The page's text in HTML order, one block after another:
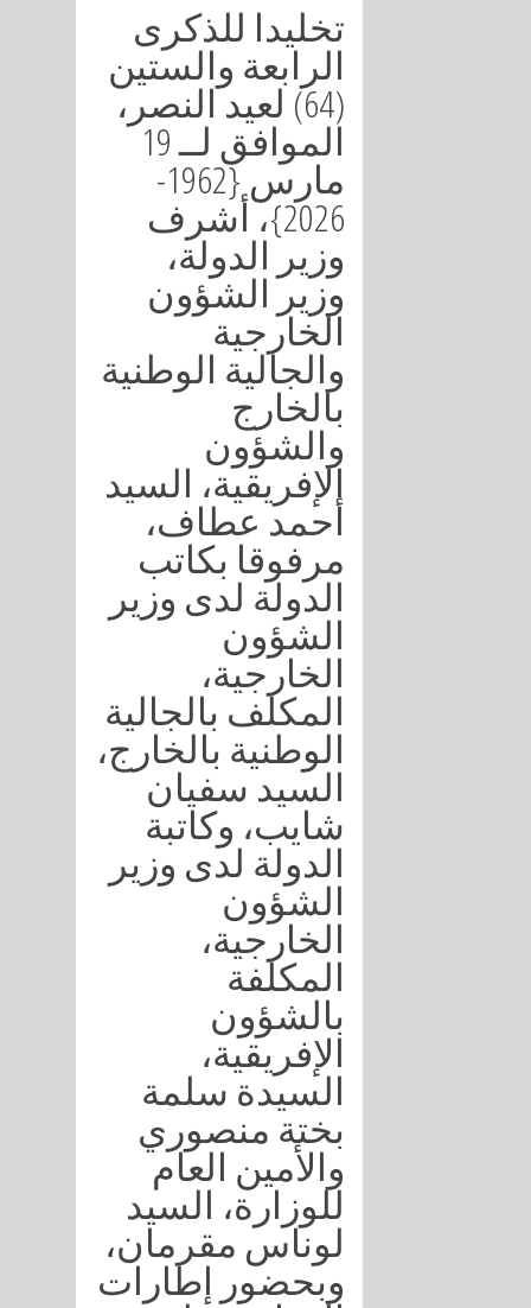
تخليدا للذكرى
الرابعة والستين
(64) لعيد النصر،
الموافق لــ 19
مارس {1962-
2026}، أشرف
وزير الدولة،
وزير الشؤون
الخارجية
والجالية الوطنية
بالخارج
والشؤون
الإفريقية، السيد
أحمد عطاف،
مرفوقا بكاتب
الدولة لدى وزير
الشؤون
الخارجية،
المكلف بالجالية
الوطنية بالخارج،
السيد سفيان
شايب، وكاتبة
الدولة لدى وزير
الشؤون
الخارجية،
المكلفة
بالشؤون
الإفريقية،
السيدة سلمة
بختة منصوري
والأمين العام
للوزارة، السيد
لوناس مقرمان،
وبحضور إطارات